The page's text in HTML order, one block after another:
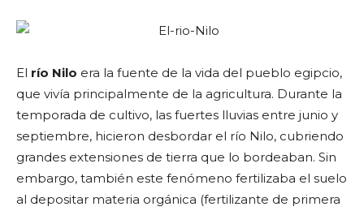
El río Nilo era la fuente de la vida del pueblo egipcio,
que vivía principalmente de la agricultura. Durante la
temporada de cultivo, las fuertes lluvias entre junio y
septiembre, hicieron desbordar el río Nilo, cubriendo
grandes extensiones de tierra que lo bordeaban. Sin
embargo, también este fenómeno fertilizaba el suelo
al depositar materia orgánica (fertilizante de primera